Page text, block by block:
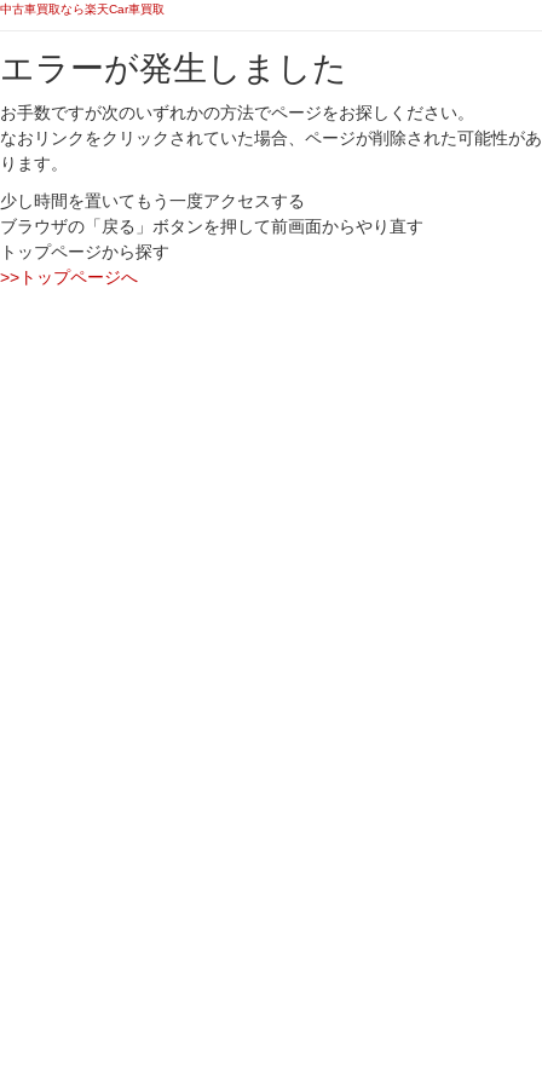
中古車買取なら楽天Car車買取
エラーが発生しました
お手数ですが次のいずれかの方法でページをお探しください。
なおリンクをクリックされていた場合、ページが削除された可能性があ
ります。
少し時間を置いてもう一度アクセスする
ブラウザの「戻る」ボタンを押して前画面からやり直す
トップページから探す
>>トップページへ